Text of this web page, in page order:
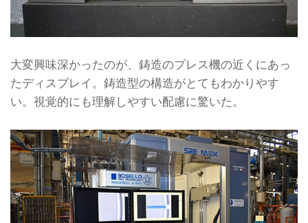
大変興味深かったのが、鋳造のプレス機の近くにあっ
たディスプレイ。鋳造型の構造がとてもわかりやす
い。視覚的にも理解しやすい配慮に驚いた。